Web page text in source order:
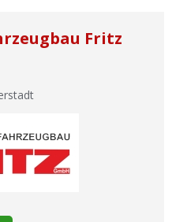
Fritz